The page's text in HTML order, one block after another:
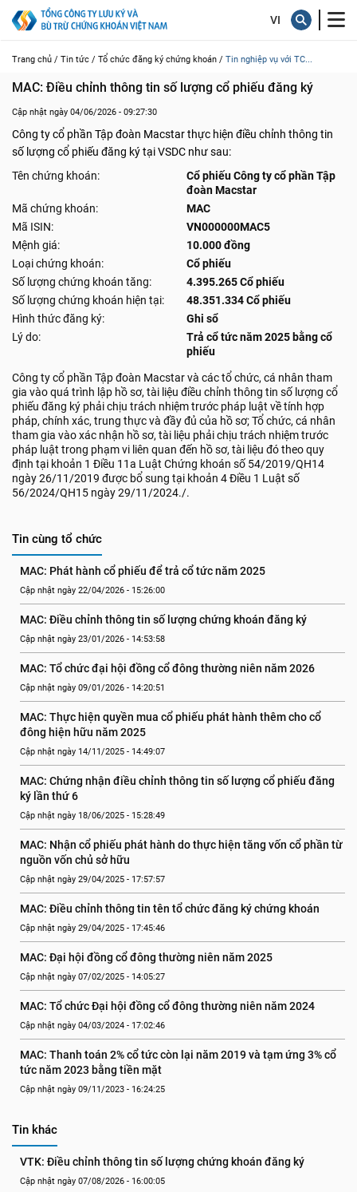
Trang chủ / Tin tức / Tổ chức đăng ký chứng khoán / Tin nghiệp vụ với TC...
MAC: Điều chỉnh thông tin số lượng cổ phiếu đăng ký
Cập nhật ngày 04/06/2026 - 09:27:30
Công ty cổ phần Tập đoàn Macstar thực hiện điều chỉnh thông tin
số lượng cổ phiếu đăng ký tại VSDC như sau:
Tên chứng khoán:
Cổ phiếu Công ty cổ phần Tập
đoàn Macstar
Mã chứng khoán:
MAC
Mã ISIN:
VN000000MAC5
Mệnh giá:
10.000 đồng
Loại chứng khoán:
Cổ phiếu
Số lượng chứng khoán tăng:
4.395.265 Cổ phiếu
Số lượng chứng khoán hiện tại:
48.351.334 Cổ phiếu
Hình thức đăng ký:
Ghi sổ
Lý do:
Trả cổ tức năm 2025 bằng cổ
phiếu
Công ty cổ phần Tập đoàn Macstar và các tổ chức, cá nhân tham
gia vào quá trình lập hồ sơ, tài liệu điều chỉnh thông tin số lượng cổ
phiếu đăng ký phải chịu trách nhiệm trước pháp luật về tính hợp
pháp, chính xác, trung thực và đầy đủ của hồ sơ; Tổ chức, cá nhân
tham gia vào xác nhận hồ sơ, tài liệu phải chịu trách nhiệm trước
pháp luật trong phạm vi liên quan đến hồ sơ, tài liệu đó theo quy
định tại khoản 1 Điều 11a Luật Chứng khoán số 54/2019/QH14
ngày 26/11/2019 được bổ sung tại khoản 4 Điều 1 Luật số
56/2024/QH15 ngày 29/11/2024./.
Tin cùng tổ chức
MAC: Phát hành cổ phiếu để trả cổ tức năm 2025
Cập nhật ngày 22/04/2026 - 15:26:00
MAC: Điều chỉnh thông tin số lượng chứng khoán đăng ký
Cập nhật ngày 23/01/2026 - 14:53:58
MAC: Tổ chức đại hội đồng cổ đông thường niên năm 2026
Cập nhật ngày 09/01/2026 - 14:20:51
MAC: Thực hiện quyền mua cổ phiếu phát hành thêm cho cổ
đông hiện hữu năm 2025
Cập nhật ngày 14/11/2025 - 14:49:07
MAC: Chứng nhận điều chỉnh thông tin số lượng cổ phiếu đăng
ký lần thứ 6
Cập nhật ngày 18/06/2025 - 15:28:49
MAC: Nhận cổ phiếu phát hành do thực hiện tăng vốn cổ phần từ
nguồn vốn chủ sở hữu
Cập nhật ngày 29/04/2025 - 17:57:57
MAC: Điều chỉnh thông tin tên tổ chức đăng ký chứng khoán
Cập nhật ngày 29/04/2025 - 17:45:46
MAC: Đại hội đồng cổ đông thường niên năm 2025
Cập nhật ngày 07/02/2025 - 14:05:27
MAC: Tổ chức Đại hội đồng cổ đông thường niên năm 2024
Cập nhật ngày 04/03/2024 - 17:02:46
MAC: Thanh toán 2% cổ tức còn lại năm 2019 và tạm ứng 3% cổ
tức năm 2023 bằng tiền mặt
Cập nhật ngày 09/11/2023 - 16:24:25
Tin khác
VTK: Điều chỉnh thông tin số lượng chứng khoán đăng ký
Cập nhật ngày 07/08/2026 - 16:00:05